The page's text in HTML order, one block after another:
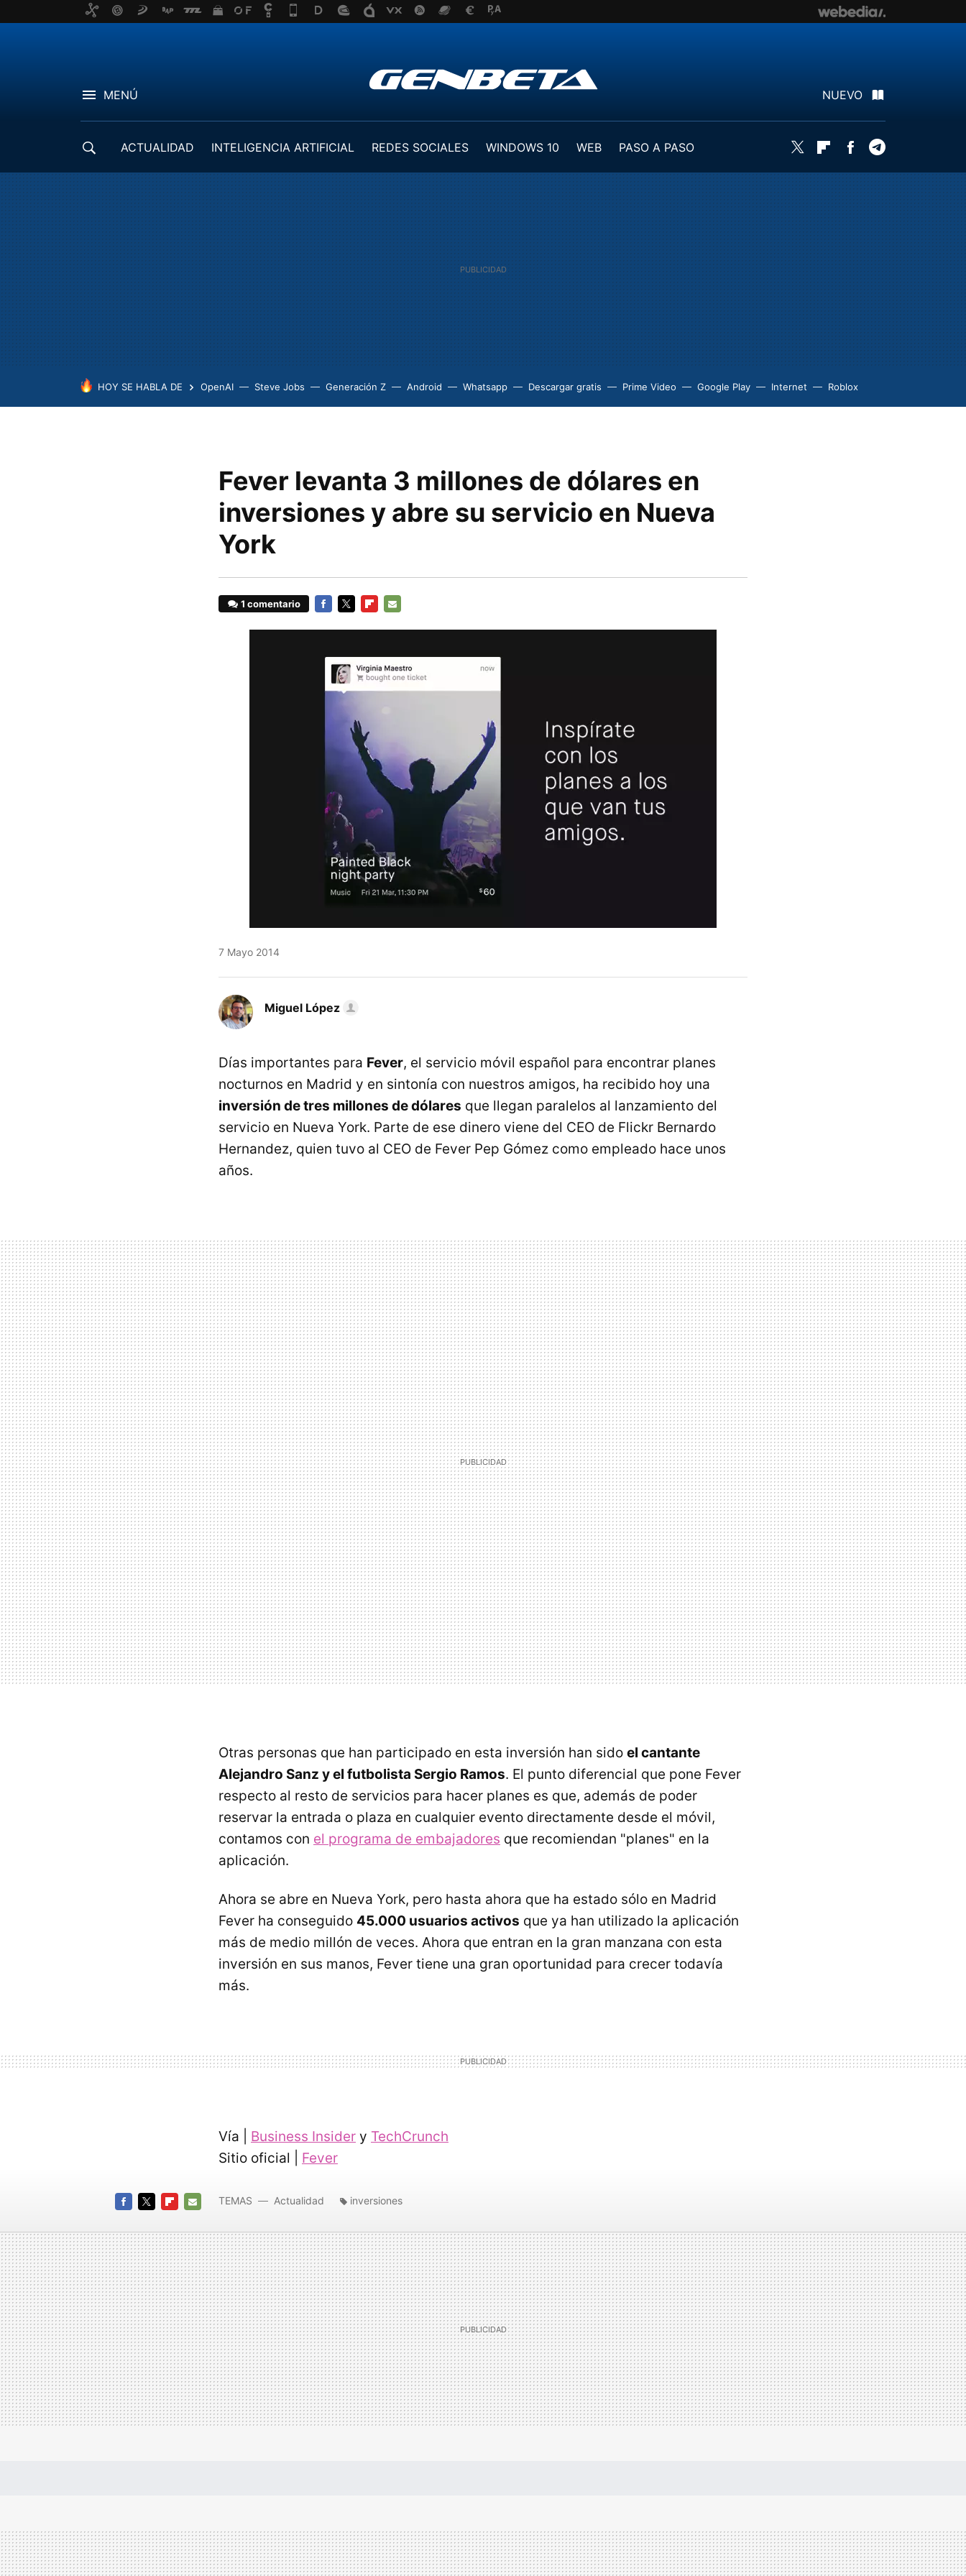
MENÚ NUEVO
ACTUALIDAD INTELIGENCIA ARTIFICIAL REDES SOCIALES WINDOWS 10 WEB
PASO A PASO
Twitter FlipboardFacebook
HOY SE HABLA DE OpenAI Steve Jobs Generación Z Android Whatsapp Descargar gratis Prime Video Google Play Internet Roblox
Fever levanta 3 millones de dólares en
inversiones y abre su servicio en Nueva
York
1 comentario
7 Mayo 2014
Miguel López
Días importantes para Fever, el servicio móvil español para encontrar planes
nocturnos en Madrid y en sintonía con nuestros amigos, ha recibido hoy una
inversión de tres millones de dólares que llegan paralelos al lanzamiento del
servicio en Nueva York. Parte de ese dinero viene del CEO de Flickr Bernardo
Hernandez, quien tuvo al CEO de Fever Pep Gómez como empleado hace unos
años.
Otras personas que han participado en esta inversión han sido el cantante
Alejandro Sanz y el futbolista Sergio Ramos. El punto diferencial que pone Fever
respecto al resto de servicios para hacer planes es que, además de poder
reservar la entrada o plaza en cualquier evento directamente desde el móvil,
contamos con el programa de embajadores que recomiendan "planes" en la
aplicación.
Ahora se abre en Nueva York, pero hasta ahora que ha estado sólo en Madrid
Fever ha conseguido 45.000 usuarios activos que ya han utilizado la aplicación
más de medio millón de veces. Ahora que entran en la gran manzana con esta
inversión en sus manos, Fever tiene una gran oportunidad para crecer todavía
más.
Vía | Business Insider y TechCrunch
Sitio oficial | Fever
MAIL
TEMAS Actualidad inversiones